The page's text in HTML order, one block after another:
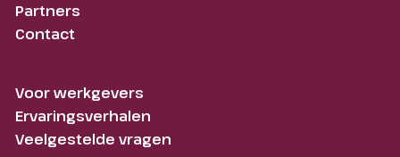
Partners
Contact
Voor werkgevers
Ervaringsverhalen
Veelgestelde vragen